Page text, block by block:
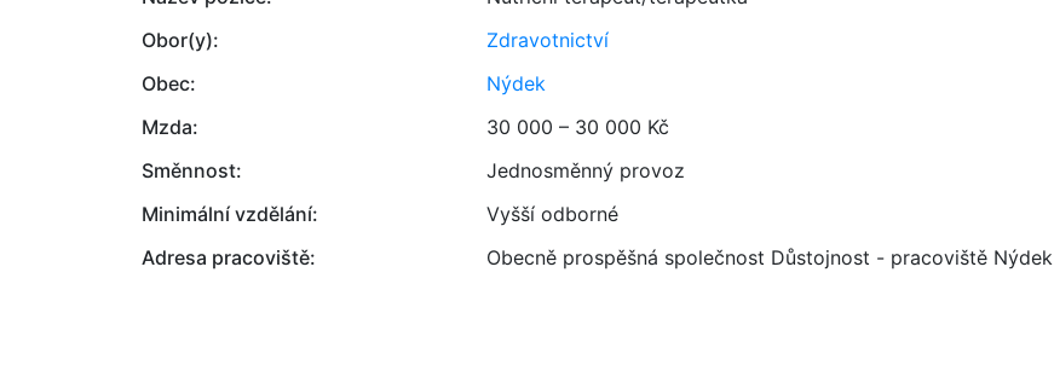
Obor(y):
Zdravotnictví
Obec:
Nýdek
Mzda:
30 000 – 30 000 Kč
Směnnost:
Jednosměnný provoz
Minimální vzdělání:
Vyšší odborné
Adresa pracoviště:
Obecně prospěšná společnost Důstojnost - pracoviště Nýdek